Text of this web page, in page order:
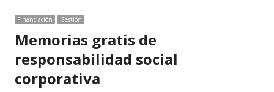
Financiación Gestión
Memorias gratis de
responsabilidad social
corporativa